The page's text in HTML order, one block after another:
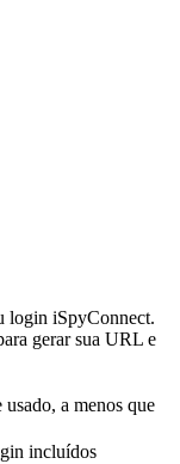
login iSpyConnect.
gerar sua URL e
usado, a menos que
incluídos